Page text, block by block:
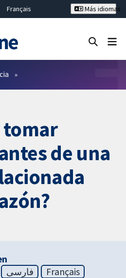
Français
中文
Más idiomas
tomar
de una
فارسی
Français